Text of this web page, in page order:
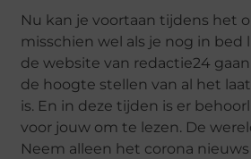
Nu kan je voortaan tijdens het
misschien wel als je nog in bed
de website van redactie24
de hoogte stellen van al het
is. En in deze tijden is er
voor jouw om te lezen. De
Neem alleen het corona